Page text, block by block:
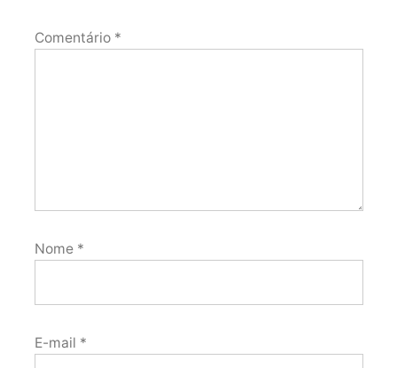
Comentário *
Nome *
E-mail *